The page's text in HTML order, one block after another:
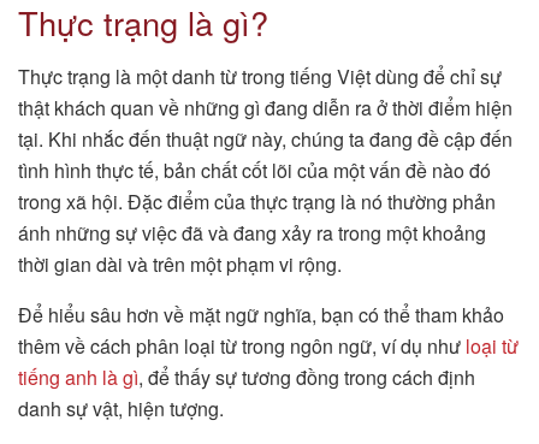
Thực trạng là gì?
Thực trạng là một danh từ trong tiếng Việt dùng để chỉ sự
thật khách quan về những gì đang diễn ra ở thời điểm hiện
tại. Khi nhắc đến thuật ngữ này, chúng ta đang đề cập đến
tình hình thực tế, bản chất cốt lõi của một vấn đề nào đó
trong xã hội. Đặc điểm của thực trạng là nó thường phản
ánh những sự việc đã và đang xảy ra trong một khoảng
thời gian dài và trên một phạm vi rộng.
Để hiểu sâu hơn về mặt ngữ nghĩa, bạn có thể tham khảo
thêm về cách phân loại từ trong ngôn ngữ, ví dụ như loại từ
tiếng anh là gì, để thấy sự tương đồng trong cách định
danh sự vật, hiện tượng.